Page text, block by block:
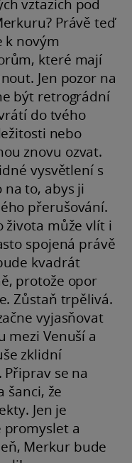
vztazích pod
Právě teď
k novým
které mají
Jen pozor na
být retrográdní
do tvého
nebo
znovu ozvat.
vysvětlení s
to, abys ji
přerušování.
života může vlít i
spojená právě
kvadrát
protože opor
Zůstaň trpělivá.
vyjasňovat
mezi Venuší a
zklidní
se na
šanci, že
Jen je
promyslet a
Merkur bude